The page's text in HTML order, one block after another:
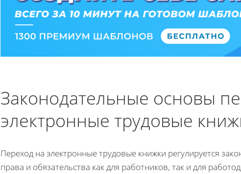
Законодательные основы
электронные трудовые
Переход на электронные трудовые книжки регулируется
права и обязательства как для работников, так и для